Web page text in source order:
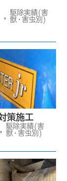
,
駆除実績(害
獣・害虫別)
策施工
駆除実績(害
獣・害虫別)